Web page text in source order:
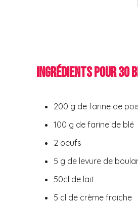
Ingrédients pour 30
200 g de farine de
100 g de farine de blé
2 oeufs
5 g de levure de
50cl de lait
5 cl de crème fraiche